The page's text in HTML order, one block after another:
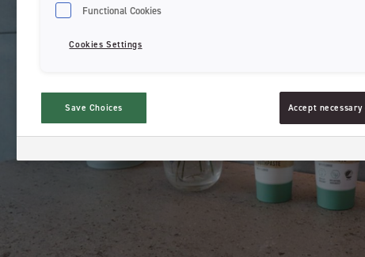
Functional Cookies
Cookies Settings
Save Choices Accept necessary